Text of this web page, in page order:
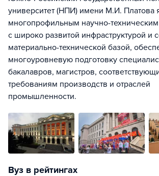
университет (НПИ) имени М.И. Платова
многопрофильным научно-
с широко развитой инфраструктурой и
материально-технической базой,
многоуровневую подготовку
бакалавров, магистров,
требованиям производств и отраслей
промышленности.
Вуз в рейтингах